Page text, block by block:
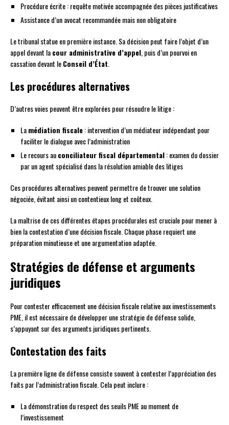
Procédure écrite : requête motivée accompagnée des pièces justificatives
Assistance d’un avocat recommandée mais non obligatoire
Le tribunal statue en première instance. Sa décision peut faire l’objet d’un
appel devant lacour administrative d’appel, puis d’un pourvoi en
cassation devant leConseil d’État.
Les procédures alternatives
D’autres voies peuvent être explorées pour résoudre le litige :
Lamédiation fiscale: intervention d’un médiateur indépendant pour
faciliter le dialogue avec l’administration
Le recours auconciliateur fiscal départemental: examen du dossier
par un agent spécialisé dans la résolution amiable des litiges
Ces procédures alternatives peuvent permettre de trouver une solution
négociée, évitant ainsi un contentieux long et coûteux.
La maîtrise de ces différentes étapes procédurales est cruciale pour mener à
bien la contestation d’une décision fiscale. Chaque phase requiert une
préparation minutieuse et une argumentation adaptée.
Stratégies de défense et arguments
juridiques
Pour contester efficacement une décision fiscale relative aux investissements
PME, il est nécessaire de développer une stratégie de défense solide,
s’appuyant sur des arguments juridiques pertinents.
Contestation des faits
La première ligne de défense consiste souvent à contester l’appréciation des
faits par l’administration fiscale. Cela peut inclure :
La démonstration du respect des seuils PME au moment de
l’investissement